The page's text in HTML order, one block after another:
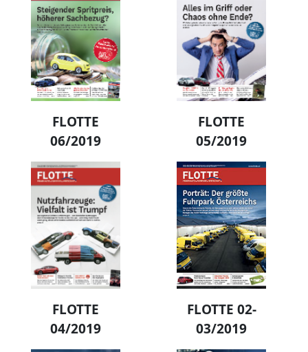
FLOTTE
06/2019
FLOTTE
05/2019
FLOTTE
04/2019
FLOTTE 02-
03/2019